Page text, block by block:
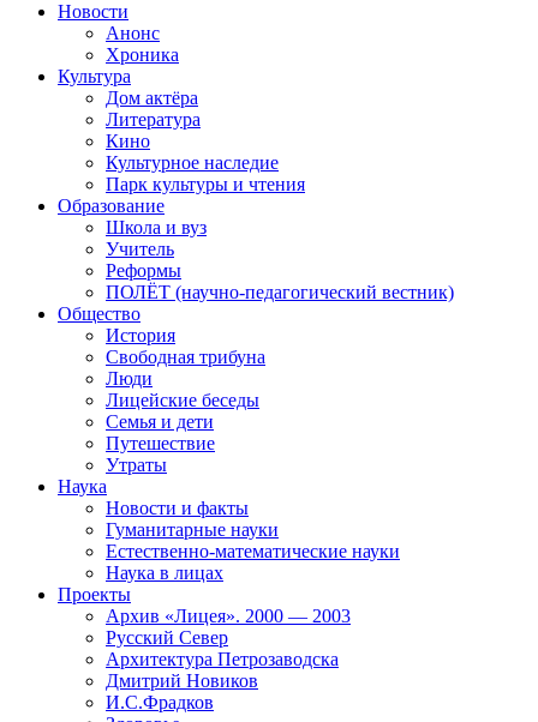
Новости
Анонс
Хроника
Культура
Дом актёра
Литература
Кино
Культурное наследие
Парк культуры и чтения
Образование
Школа и вуз
Учитель
Реформы
ПОЛЁТ (научно-педагогический вестник)
Общество
История
Свободная трибуна
Люди
Лицейские беседы
Семья и дети
Путешествие
Утраты
Наука
Новости и факты
Гуманитарные науки
Естественно-математические науки
Наука в лицах
Проекты
Архив «Лицея». 2000 — 2003
Русский Север
Архитектура Петрозаводска
Дмитрий Новиков
И.С.Фрадков